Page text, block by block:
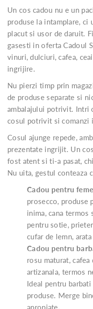
Un cos cadou nu e un
produse la intamplare, ci
placut si usor de daruit.
gasesti in oferta Cadoul
vinuri, dulciuri, cafea,
ingrijire.
Nu pierzi timp prin
de produse separate si
ambalajului potrivit. Intri
cosul potrivit si comanzi
Cosul ajunge repede,
prezentate ingrijit. Un
fost atent si ti-a pasat,
Nu uita, gestul conteaza
Cadou pentru
prosecco, produse
inima, cana
pentru sotie,
cufar de lemn,
Cadou pentru
rosu maturat,
artizanala, termos
Ideal pentru
produse. Merge
apropiate.